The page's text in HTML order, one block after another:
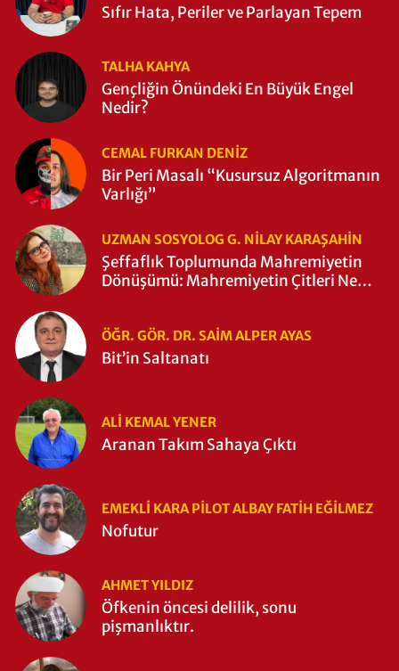
Sıfır Hata, Periler ve Parlayan Tepem
TALHA KAHYA
Gençliğin Önündeki En Büyük Engel
Nedir?
CEMAL FURKAN DENİZ
Bir Peri Masalı “Kusursuz Algoritmanın
Varlığı”
UZMAN SOSYOLOG G. NILAY KARAŞAHİN
Şeffaflık Toplumunda Mahremiyetin
Dönüşümü: Mahremiyetin Çitleri Ne
ÖĞR. GÖR. DR. SAIM ALPER AYAS
Bit’in Saltanatı
ALI KEMAL YENER
Aranan Takım Sahaya Çıktı
EMEKLI KARA PILOT ALBAY FATIH EĞİLMEZ
Nofutur
AHMET YILDIZ
Öfkenin öncesi delilik, sonu
pişmanlıktır.